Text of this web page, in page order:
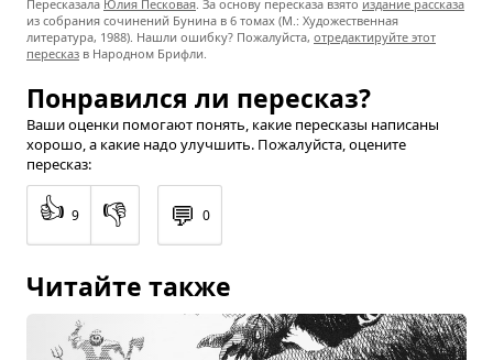
Пересказала Юлия Песковая . За основу пересказа взято издание рассказа
из собрания сочинений Бунина в 6 томах (М.: Художественная
литература, 1988). Нашли ошибку? Пожалуйста, отредактируйте этот
пересказ в Народном Брифли.
Понравился ли пересказ?
Ваши оценки помогают понять, какие пересказы написаны
хорошо, а какие надо улучшить. Пожалуйста, оцените
пересказ:
👍 9 👎 💬 0
Читайте также